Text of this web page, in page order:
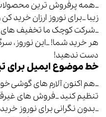
زیبا _برای نوروز ارزان خرید
_شرکت کوچک ما تخفیف های
هر خرید شما! _این نوروز،
دست ندهید!
خط موضوع ایمیل برای
_هم اکنون آلارم های گوشی
تنظیم کنید _فروش های
_بدون نگرانی برای نوروز